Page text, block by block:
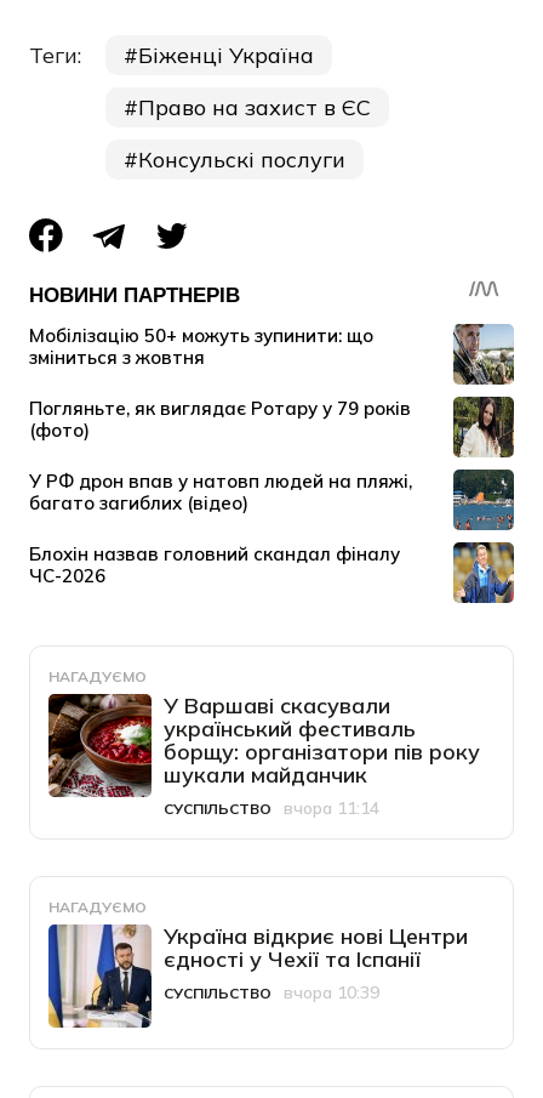
Теги:
Біженці Україна
Право на захист в ЄС
Консульскі послуги
НАГАДУЄМО
У Варшаві скасували
український фестиваль
борщу: організатори пів року
шукали майданчик
Категорія
СУСПІЛЬСТВО
Дата публікації
вчора 11:14
НАГАДУЄМО
Україна відкриє нові Центри
єдності у Чехії та Іспанії
Категорія
СУСПІЛЬСТВО
Дата публікації
вчора 10:39